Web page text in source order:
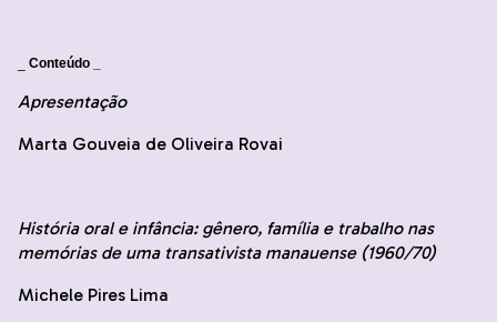
Conteúdo _
Apresentação
Marta Gouveia de Oliveira Rovai
História oral e infância: gênero, família e trabalho nas
memórias de uma transativista manauense (1960/70)
Michele Pires Lima